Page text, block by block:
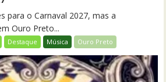
para o Carnaval 2027, mas a
Ouro Preto...
Destaque Música Ouro Preto